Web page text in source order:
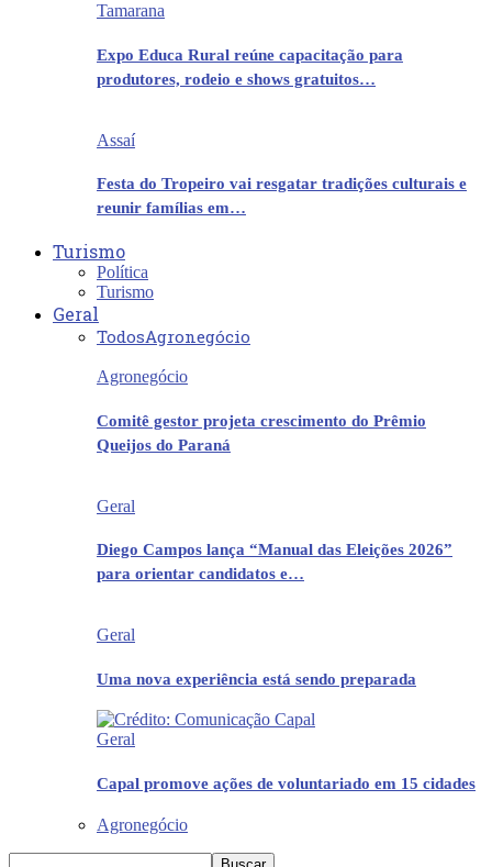
Tamarana
Expo Educa Rural reúne capacitação para
produtores, rodeio e shows gratuitos…
Assaí
Festa do Tropeiro vai resgatar tradições culturais e
reunir famílias em…
Turismo
Política
Turismo
Geral
TodosAgronegócio
Agronegócio
Comitê gestor projeta crescimento do Prêmio
Queijos do Paraná
Geral
Diego Campos lança “Manual das Eleições 2026”
para orientar candidatos e…
Geral
Uma nova experiência está sendo preparada
Geral
Capal promove ações de voluntariado em 15 cidades
Agronegócio